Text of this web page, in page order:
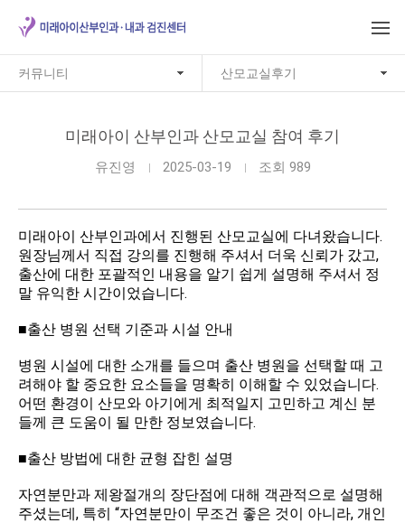
커뮤니티 산모교실후기
미래아이 산부인과 산모교실 참여 후기
유진영 2025-03-19 조회 989
미래아이 산부인과에서 진행된 산모교실에 다녀왔습니다.
원장님께서 직접 강의를 진행해 주셔서 더욱 신뢰가 갔고,
출산에 대한 포괄적인 내용을 알기 쉽게 설명해 주셔서 정
말 유익한 시간이었습니다.
■출산 병원 선택 기준과 시설 안내
병원 시설에 대한 소개를 들으며 출산 병원을 선택할 때 고
려해야 할 중요한 요소들을 명확히 이해할 수 있었습니다.
어떤 환경이 산모와 아기에게 최적일지 고민하고 계신 분
들께 큰 도움이 될 만한 정보였습니다.
■출산 방법에 대한 균형 잡힌 설명
자연분만과 제왕절개의 장단점에 대해 객관적으로 설명해
주셨는데, 특히 “자연분만이 무조건 좋은 것이 아니라, 개인